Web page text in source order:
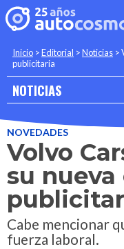
Inicio >Editorial >Noticias >
publicitaria
NOTICIAS
NOVEDADES
Volvo
su
Cabe mencionar
fuerza laboral.